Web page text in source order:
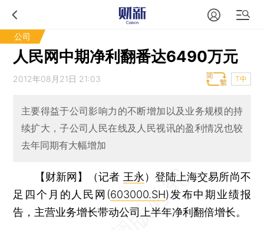
公司
人民网中期净利翻番达6490万元
2012年08月21日 21:03 T中
主要得益于公司影响力的不断增加以及业务规模的持
续扩大，子公司人民在线及人民视讯的盈利情况也较
去年同期有大幅增加
【财新网】（记者 王永 ） 登陆上海交易所尚不
足四个月的人民网(603000.SH)发布中期业绩报
告，主营业务增长带动公司上半年净利翻倍增长。